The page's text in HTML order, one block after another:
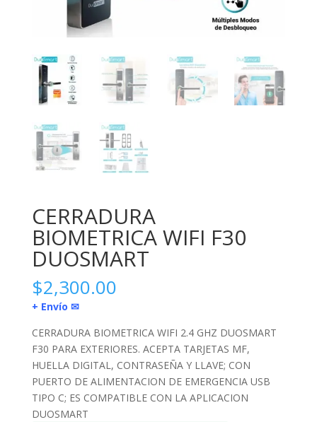
CERRADURA
BIOMETRICA WIFI F30
DUOSMART
$2,300.00
+ Envío ✉
CERRADURA BIOMETRICA WIFI 2.4 GHZ DUOSMART
F30 PARA EXTERIORES. ACEPTA TARJETAS MF,
HUELLA DIGITAL, CONTRASEÑA Y LLAVE; CON
PUERTO DE ALIMENTACION DE EMERGENCIA USB
TIPO C; ES COMPATIBLE CON LA APLICACION
DUOSMART